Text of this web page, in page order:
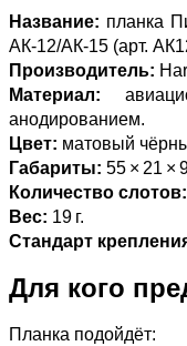
Название: планка
АК‑12/АК‑15 (арт.
Производитель:
Материал:
анодированием.
Цвет: матовый
Габариты: 55 × 21 ×
Количество слотов:
Вес: 19 г.
Стандарт
Для кого
Планка подойдёт: